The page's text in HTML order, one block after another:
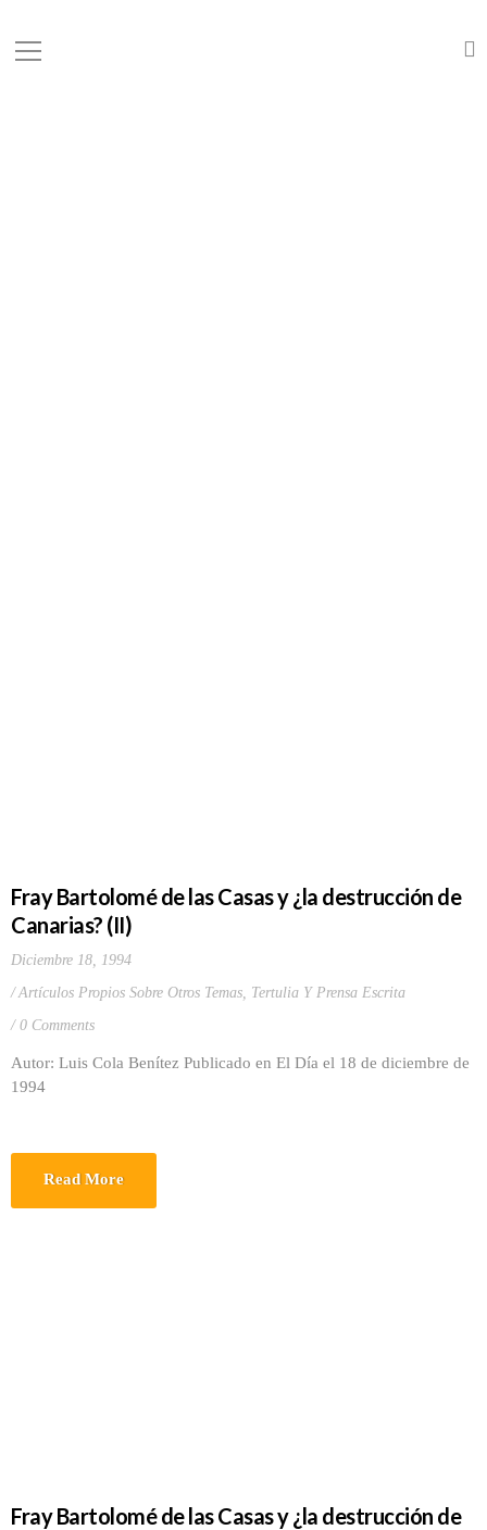
Fray Bartolomé de las Casas y ¿la destrucción de
Canarias? (II)
Diciembre 18, 1994
Artículos Propios Sobre Otros Temas, Tertulia Y Prensa Escrita
0 Comments
Autor: Luis Cola Benítez Publicado en El Día el 18 de diciembre de
1994
Read More
Fray Bartolomé de las Casas y ¿la destrucción de